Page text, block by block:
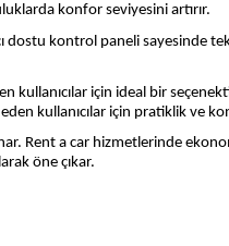
konfor seviyesini artırır.
dostu kontrol paneli sayesinde
kullanıcılar için ideal bir
kullanıcılar için pratiklik ve
Rent a car hizmetlerinde
öne çıkar.